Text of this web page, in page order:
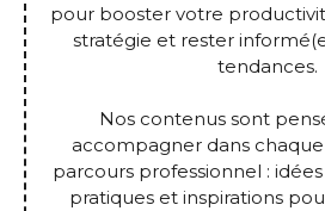
pour booster votre
stratégie et rester
tendances.
Nos contenus sont
accompagner dans
parcours professionnel :
pratiques et inspirations